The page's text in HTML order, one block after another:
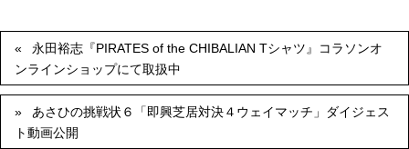
永田裕志『PIRATES of the CHIBALIAN Tシャツ』コラソンオ
ンラインショップにて取扱中
あさひの挑戦状６「即興芝居対決４ウェイマッチ」ダイジェス
ト動画公開